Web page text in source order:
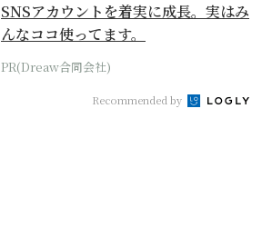
SNSアカウントを着実に成長。実はみ
んなココ使ってます。
PR(Dreaw合同会社)
Recommended by